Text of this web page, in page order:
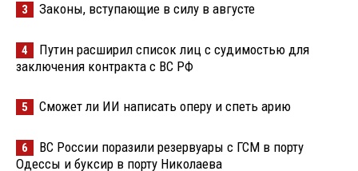
3 Законы, вступающие в силу в августе
4
Путин расширил список лиц с судимостью для
заключения контракта с ВС РФ
5 Сможет ли ИИ написать оперу и спеть арию
6
ВС России поразили резервуары с ГСМ в порту
Одессы и буксир в порту Николаева